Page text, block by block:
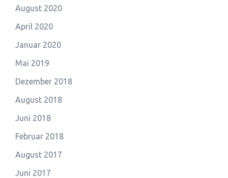
August 2020
April 2020
Januar 2020
Mai 2019
Dezember 2018
August 2018
Juni 2018
Februar 2018
August 2017
Juni 2017